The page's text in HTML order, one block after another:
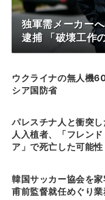
独軍需メーカー
逮捕 「破壊工作
ウクライナの無人機
シア国防省
パレスチナ人と衝突
人入植者、「フレン
ア」で死亡した可能性
韓国サッカー協会を
甫前監督就任めぐり